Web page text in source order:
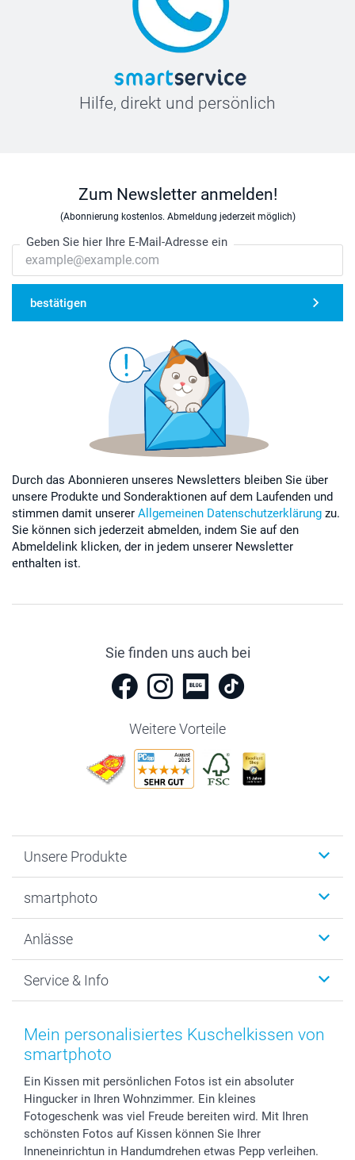
Hilfe, direkt und persönlich
Zum Newsletter anmelden!
(Abonnierung kostenlos. Abmeldung jederzeit möglich)
Geben Sie hier Ihre E-Mail-Adresse ein
bestätigen
Durch das Abonnieren unseres Newsletters bleiben Sie über
unsere Produkte und Sonderaktionen auf dem Laufenden und
stimmen damit unserer Allgemeinen Datenschutzerklärung zu.
Sie können sich jederzeit abmelden, indem Sie auf den
Abmeldelink klicken, der in jedem unserer Newsletter
enthalten ist.
Sie finden uns auch bei
Weitere Vorteile
Unsere Produkte
Fotogeschenke
MyNameBook
Fotoabzüge, Fotos als Buch & Poster
Zubehör & Material
Foto-Kalender & Agenden
Geschenk-Gutscheine (PDF)
smartphoto
Warum smartphoto
Datenschutz
AGB
Impressum
Partnerprogramme
Investor Relations
B2B smartbusiness
Widerrufsrecht
Anlässe
Neujahr
Muttertag
Vatertag
Hochzeit
Geburtstag
Geburt
Zu allen Anlässen
Service & Info
Preise und Versandkosten
Lieferfristen
Zahlungsmöglichkeiten
Anmelden /Registrieren
Sitemap
Status der Bestellung
Mein personalisiertes Kuschelkissen von
smartphoto
Ein Kissen mit persönlichen Fotos ist ein absoluter
Hingucker in Ihren Wohnzimmer. Ein kleines
Fotogeschenk was viel Freude bereiten wird. Mit Ihren
schönsten Fotos auf Kissen können Sie Ihrer
Inneneinrichtun in Handumdrehen etwas Pepp verleihen.